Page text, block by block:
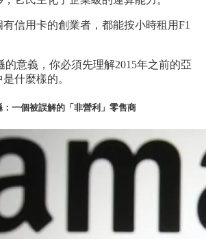
信用卡的創業者，都能按小時租用F1
的意義，你必須先理解2015年之前的亞
什麼樣的。
：一個被誤解的「非營利」零售商